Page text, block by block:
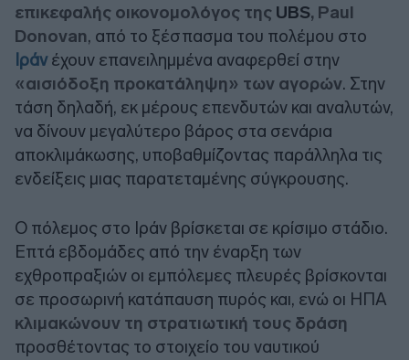
επικεφαλής οικονομολόγος της UBS, Paul
Donovan, από το ξέσπασμα του πολέμου στο
Ιράνέχουν επανειλημμένα αναφερθεί στην
«αισιόδοξη προκατάληψη» των αγορών. Στην
τάση δηλαδή, εκ μέρους επενδυτών και αναλυτών,
να δίνουν μεγαλύτερο βάρος στα σενάρια
αποκλιμάκωσης, υποβαθμίζοντας παράλληλα τις
ενδείξεις μιας παρατεταμένης σύγκρουσης.
Ο πόλεμος στο Ιράν βρίσκεται σε κρίσιμο στάδιο.
Επτά εβδομάδες από την έναρξη των
εχθροπραξιών οι εμπόλεμες πλευρές βρίσκονται
σε προσωρινή κατάπαυση πυρός και, ενώ οι ΗΠΑ
κλιμακώνουν τη στρατιωτική τους δράση
προσθέτοντας το στοιχείο του ναυτικού